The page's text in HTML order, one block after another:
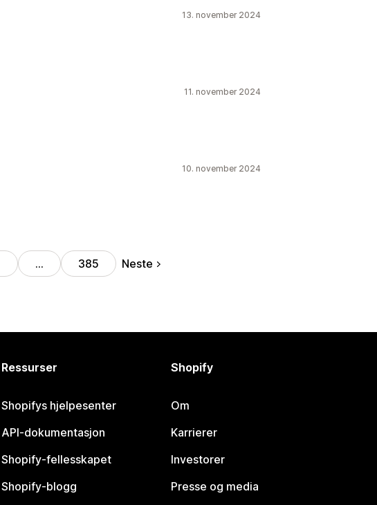
13. november 2024
11. november 2024
10. november 2024
… 385 Neste
Ressurser
Shopifys hjelpesenter
API-dokumentasjon
Shopify-fellesskapet
Shopify-blogg
Shopify
Om
Karrierer
Investorer
Presse og media